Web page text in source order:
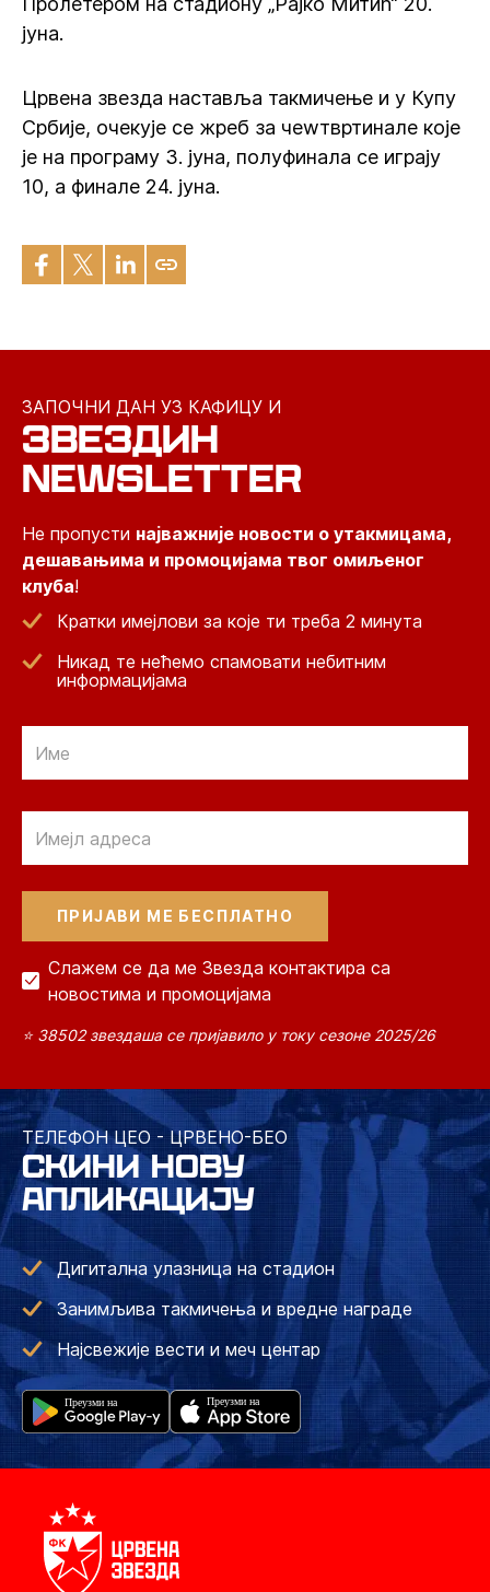
јуна.
Црвена звезда наставља такмичење и у Купу
Србије, очекује се жреб за чеwтвртинале које
је на програму 3. јуна, полуфинала се играју
10, а финале 24. јуна.
ЗАПОЧНИ ДАН УЗ КАФИЦУ И
ЗВЕЗДИН
NEWSLETTER
Не пропусти најважније новости о утакмицама,
дешавањима и промоцијама твог омиљеног
клуба!
Кратки имејлови за које ти треба 2 минута
Никад те нећемо спамовати небитним
информацијама
Слажем се да ме Звезда контактира са
новостима и промоцијама
⭐ 38502 звездаша се пријавило у току сезоне 2025/26
ТЕЛЕФОН ЦЕО - ЦРВЕНО-БЕО
СКИНИ НОВУ
АПЛИКАЦИЈУ
Дигитална улазница на стадион
Занимљива такмичења и вредне награде
Најсвежије вести и меч центар